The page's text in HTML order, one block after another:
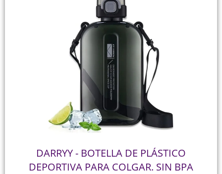
DARRYY - BOTELLA DE PLÁSTICO
DEPORTIVA PARA COLGAR. SIN BPA